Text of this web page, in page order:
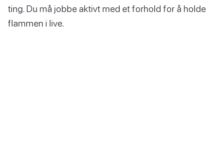
ting. Du må jobbe aktivt med et forhold for å holde
flammen i live.